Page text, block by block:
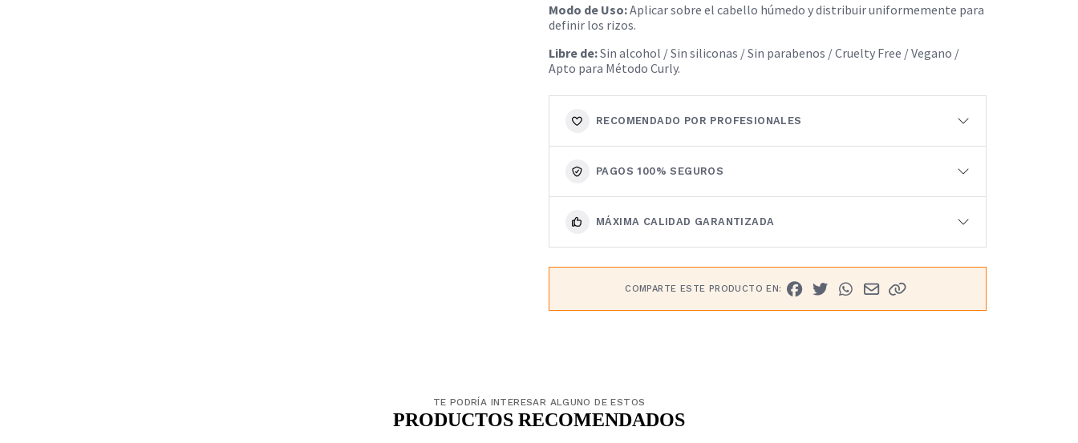
Modo de Uso:Aplicar sobre el cabello húmedo y distribuir uniformemente para
definir los rizos.
Libre de:Sin alcohol / Sin siliconas / Sin parabenos / Cruelty Free / Vegano /
Apto para Método Curly.
RECOMENDADO POR PROFESIONALES
PAGOS 100% SEGUROS
MÁXIMA CALIDAD GARANTIZADA
COMPARTE ESTE PRODUCTO EN:
TE PODRÍA INTERESAR ALGUNO DE ESTOS
PRODUCTOS RECOMENDADOS